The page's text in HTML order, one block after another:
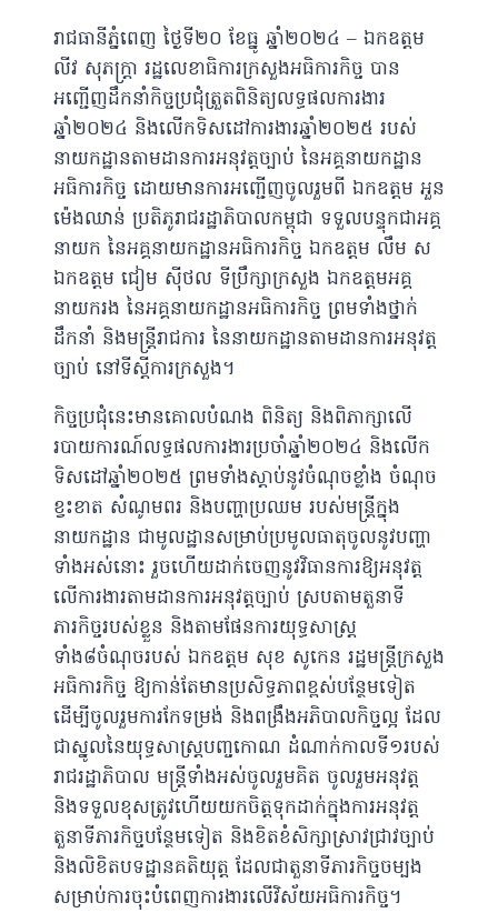
រាជធានីភ្នំពេញ ថ្ងៃទី២០ ខែធ្នូ ឆ្នាំ២០២៤ – ឯកឧត្តម
លីវ សុភក្ត្រា រដ្ឋលេខាធិការក្រសួងអធិការកិច្ច បាន
អញ្ជើញដឹកនាំកិច្ចប្រជុំត្រួតពិនិត្យលទ្ធផលការងារ
ឆ្នាំ២០២៤ និងលើកទិសដៅការងារឆ្នាំ២០២៥ របស់
នាយកដ្ឋានតាមដានការអនុវត្តច្បាប់ នៃអគ្គនាយកដ្ឋាន
អធិការកិច្ច ដោយមានការអញ្ជើញចូលរួមពី ឯកឧត្តម អួន
ម៉េងឈាន់ ប្រតិភូរាជរដ្ឋាភិបាលកម្ពុជា ទទួលបន្ទុកជាអគ្គ
នាយក នៃអគ្គនាយកដ្ឋានអធិការកិច្ច ឯកឧត្តម លឹម ស
ឯកឧត្តម ជៀម ស៊ីថល ទីប្រឹក្សាក្រសួង ឯកឧត្តមអគ្គ
នាយករង នៃអគ្គនាយកដ្ឋានអធិការកិច្ច ព្រមទាំងថ្នាក់
ដឹកនាំ និងមន្ត្រីរាជការ នៃនាយកដ្ឋានតាមដានការអនុវត្ត
ច្បាប់ នៅទីស្តីការក្រសួង។
កិច្ចប្រជុំនេះមានគោលបំណង ពិនិត្យ និងពិភាក្សាលើ
របាយការណ៍លទ្ធផលការងារប្រចាំឆ្នាំ២០២៤ និងលើក
ទិសដៅឆ្នាំ២០២៥ ព្រមទាំងស្ដាប់នូវចំណុចខ្លាំង ចំណុច
ខ្វះខាត សំណូមពរ និងបញ្ហាប្រឈម របស់មន្រ្ដីក្នុង
នាយកដ្ឋាន ជាមូលដ្ឋានសម្រាប់ប្រមូលធាតុចូលនូវបញ្ហា
ទាំងអស់នោះ រួចហើយដាក់ចេញនូវវិធានការឱ្យអនុវត្ត
លើការងារតាមដានការអនុវត្តច្បាប់ ស្របតាមតួនាទី
ភារកិច្ចរបស់ខ្លួន និងតាមផែនការយុទ្ធសាស្រ្ដ
ទាំង៨ចំណុចរបស់ ឯកឧត្តម សុខ សូកេន រដ្ឋមន្រ្ដីក្រសួង
អធិការកិច្ច ឱ្យកាន់តែមានប្រសិទ្ធភាពខ្ពស់បន្ថែមទៀត
ដើម្បីចូលរួមការកែទម្រង់ និងពង្រឹងអភិបាលកិច្ចល្អ ដែល
ជាស្នូលនៃយុទ្ធសាស្រ្តបញ្ចកោណ ដំណាក់កាលទី១របស់
រាជរដ្ឋាភិបាល មន្រ្ដីទាំងអស់ចូលរួមគិត ចូលរួមអនុវត្ត
និងទទួលខុសត្រូវហើយយកចិត្តទុកដាក់ក្នុងការអនុវត្ត
តួនាទីភារកិច្ចបន្ថែមទៀត និងខិតខំសិក្សាស្រាវជ្រាវច្បាប់
និងលិខិតបទដ្ឋានគតិយុត្ត ដែលជាតួនាទីភារកិច្ចចម្បង
សម្រាប់ការចុះបំពេញការងារលើវិស័យអធិការកិច្ច។